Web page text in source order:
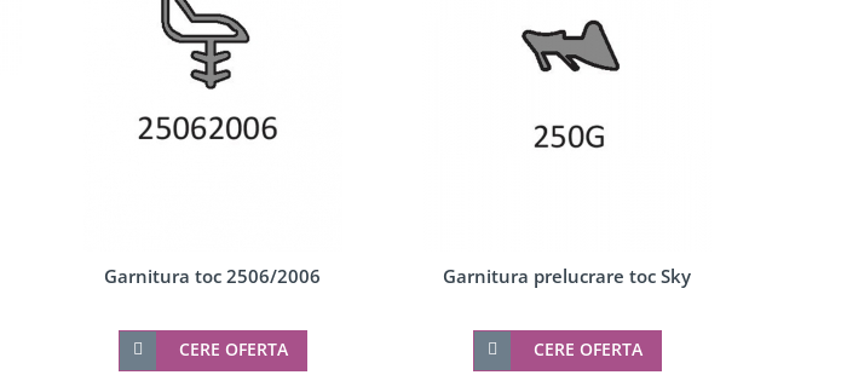
Garnitura toc 2506/2006
CERE OFERTA
Garnitura prelucrare toc Sky
CERE OFERTA